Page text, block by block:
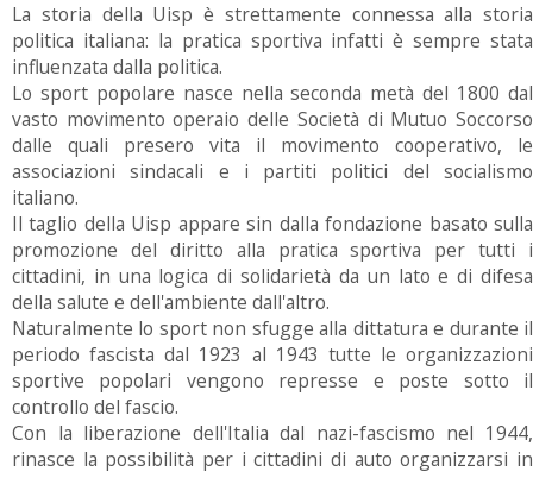
La storia della Uisp è strettamente connessa alla storia
politica italiana: la pratica sportiva infatti è sempre stata
influenzata dalla politica.
Lo sport popolare nasce nella seconda metà del 1800 dal
vasto movimento operaio delle Società di Mutuo Soccorso
dalle quali presero vita il movimento cooperativo, le
associazioni sindacali e i partiti politici del socialismo
italiano.
Il taglio della Uisp appare sin dalla fondazione basato sulla
promozione del diritto alla pratica sportiva per tutti i
cittadini, in una logica di solidarietà da un lato e di difesa
della salute e dell'ambiente dall'altro.
Naturalmente lo sport non sfugge alla dittatura e durante il
periodo fascista dal 1923 al 1943 tutte le organizzazioni
sportive popolari vengono represse e poste sotto il
controllo del fascio.
Con la liberazione dell'Italia dal nazi-fascismo nel 1944,
rinasce la possibilità per i cittadini di auto organizzarsi in